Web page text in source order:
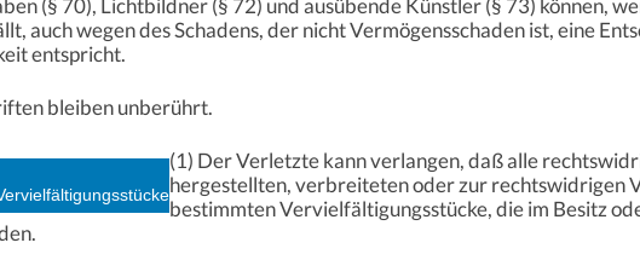
(§ 70), Lichtbildner (§ 72) und ausübende Künstler (§ 73) können,
auch wegen des Schadens, der nicht Vermögensschaden ist, eine
entspricht.
bleiben unberührt.
(1) Der Verletzte kann verlangen, daß alle
hergestellten, verbreiteten oder zur rechtswidrigen
bestimmten Vervielfältigungsstücke, die im Besitz